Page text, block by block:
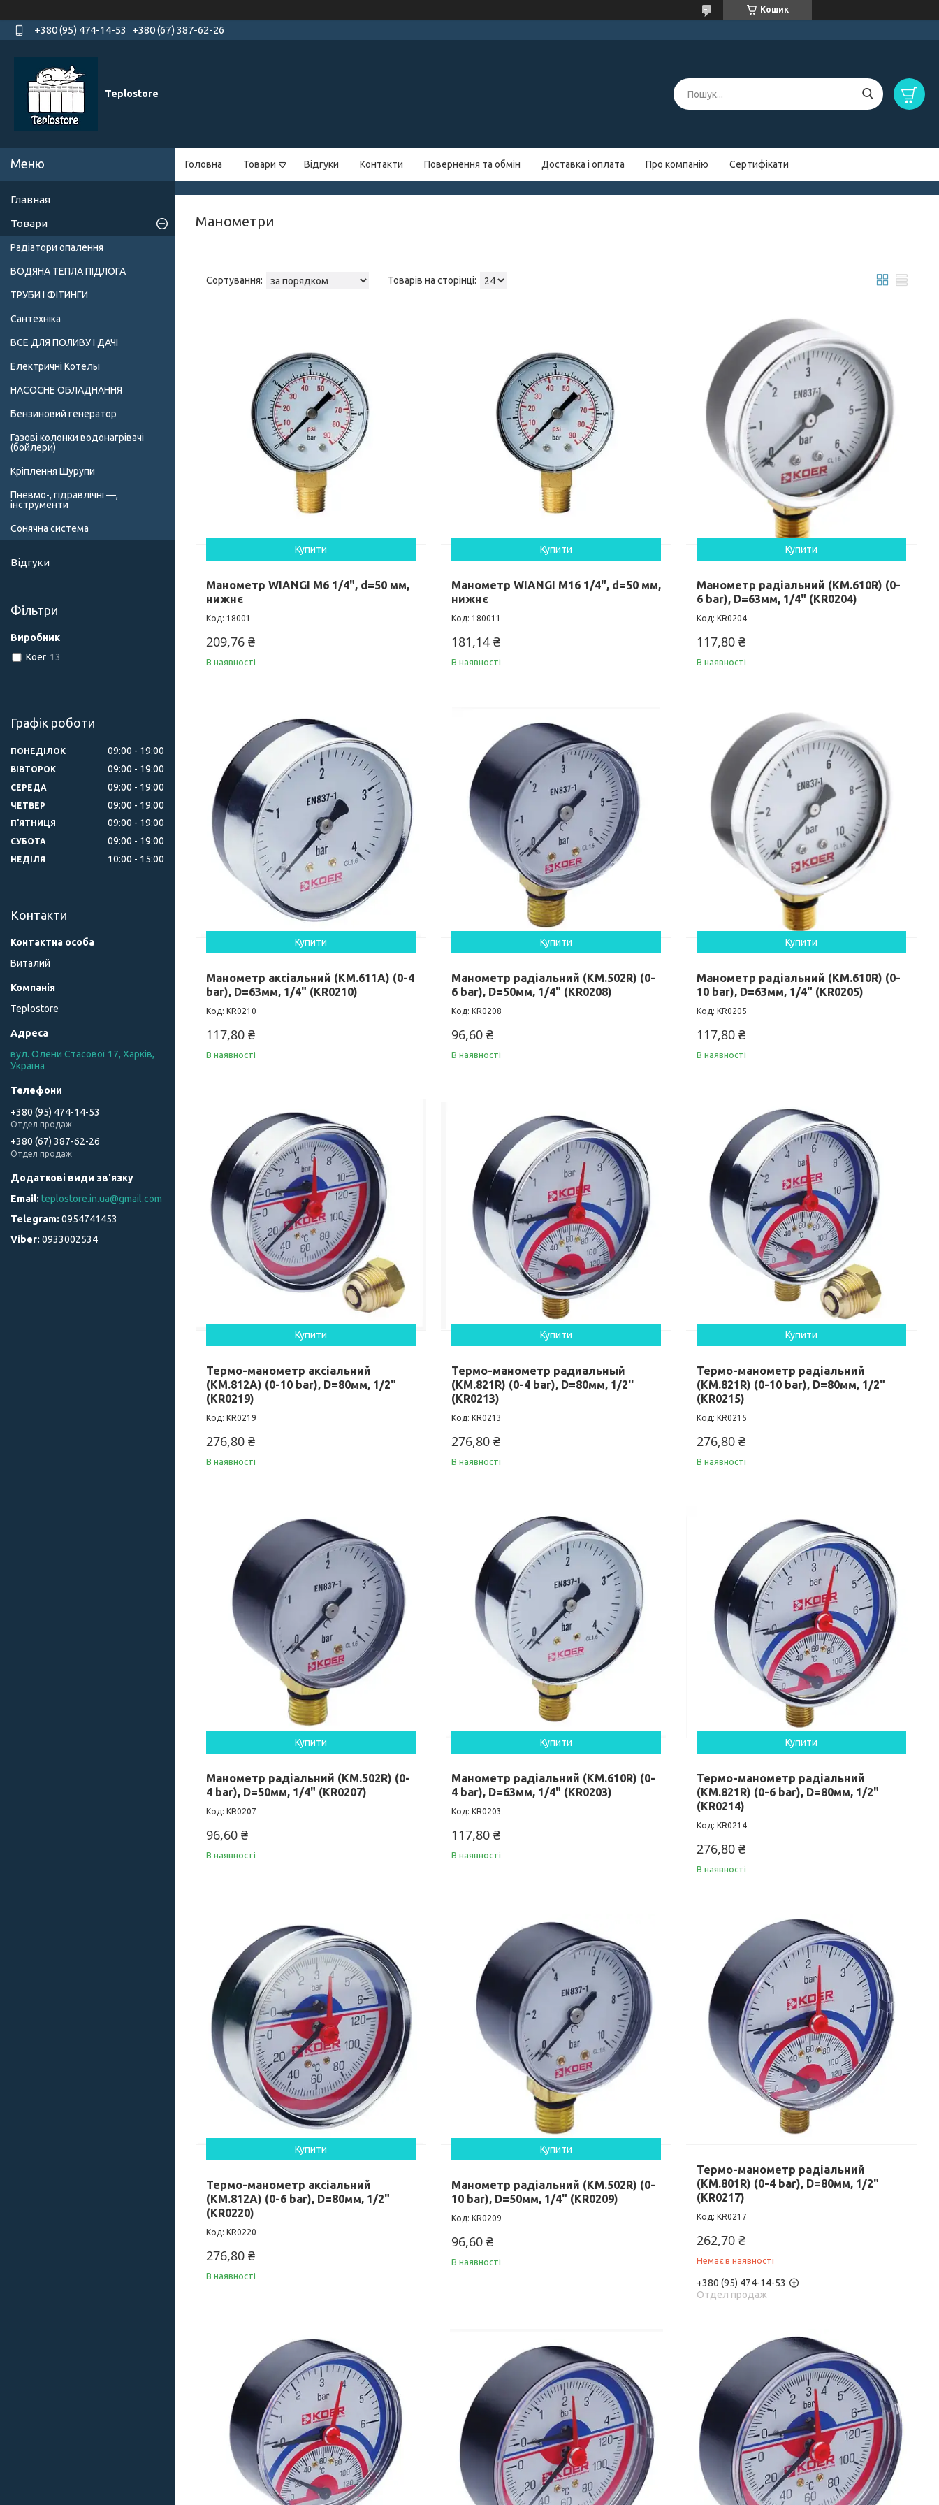
Кошик
+380 (95) 474-14-53 +380 (67) 387-62-26
Teplostore
Головна Товари Відгуки Контакти Повернення та обмін Доставка і оплата Про компанію Сертифікати
Манометри
Купити
Манометр WIANGI М6 1/4", d=50 мм,
нижнє
18001
209,76 ₴
В наявності
Купити
Манометр WIANGI М16 1/4", d=50 мм,
нижнє
180011
181,14 ₴
В наявності
Купити
Манометр радіальний (KM.610R) (0-
6 bar), D=63мм, 1/4" (KR0204)
KR0204
117,80 ₴
В наявності
Купити
Манометр аксіальний (KM.611A) (0-4
bar), D=63мм, 1/4" (KR0210)
KR0210
117,80 ₴
В наявності
Купити
Манометр радіальний (KM.502R) (0-
6 bar), D=50мм, 1/4" (KR0208)
KR0208
96,60 ₴
В наявності
Купити
Манометр радіальний (KM.610R) (0-
10 bar), D=63мм, 1/4" (KR0205)
KR0205
117,80 ₴
В наявності
Купити
Термо-манометр аксіальний
(KM.812A) (0-10 bar), D=80мм, 1/2"
(KR0219)
KR0219
276,80 ₴
В наявності
Купити
Термо-манометр радиальный
(KM.821R) (0-4 bar), D=80мм, 1/2''
(KR0213)
KR0213
276,80 ₴
В наявності
Купити
Термо-манометр радіальний
(KM.821R) (0-10 bar), D=80мм, 1/2"
(KR0215)
KR0215
276,80 ₴
В наявності
Купити
Манометр радіальний (KM.502R) (0-
4 bar), D=50мм, 1/4" (KR0207)
KR0207
96,60 ₴
В наявності
Купити
Манометр радіальний (KM.610R) (0-
4 bar), D=63мм, 1/4" (KR0203)
KR0203
117,80 ₴
В наявності
Купити
Термо-манометр радіальний
(KM.821R) (0-6 bar), D=80мм, 1/2"
(KR0214)
KR0214
276,80 ₴
В наявності
Купити
Термо-манометр аксіальний
(KM.812A) (0-6 bar), D=80мм, 1/2"
(KR0220)
KR0220
276,80 ₴
В наявності
Купити
Манометр радіальний (KM.502R) (0-
10 bar), D=50мм, 1/4" (KR0209)
KR0209
96,60 ₴
В наявності
Термо-манометр радіальний
(KM.801R) (0-4 bar), D=80мм, 1/2"
(KR0217)
KR0217
262,70 ₴
Немає в наявності
+380 (95) 474-14-53
Отдел продаж
Главная
Товари
Радіатори опалення
ВОДЯНА ТЕПЛА ПІДЛОГА
ТРУБИ І ФІТИНГИ
Сантехніка
ВСЕ ДЛЯ ПОЛИВУ І ДАЧІ
Електричні Котелы
НАСОСНЕ ОБЛАДНАННЯ
Бензиновий генератор
Газові колонки водонагрівачі
(бойлери)
Кріплення Шурупи
Пневмо-, гідравлічні —,
інструменти
Сонячна система
Відгуки
Фільтри
Виробник
Koer 13
Графік роботи
ПОНЕДІЛОК 09:00 19:00
ВІВТОРОК 09:00 19:00
СЕРЕДА 09:00 19:00
ЧЕТВЕР 09:00 19:00
ПʼЯТНИЦЯ 09:00 19:00
СУБОТА 09:00 19:00
НЕДІЛЯ 10:00 15:00
Контакти
Виталий
Teplostore
вул. Олени Стасової 17, Харків,
Україна
+380 (95) 474-14-53
Отдел продаж
+380 (67) 387-62-26
Отдел продаж
teplostore.in.ua@gmail.com
0954741453
0933002534